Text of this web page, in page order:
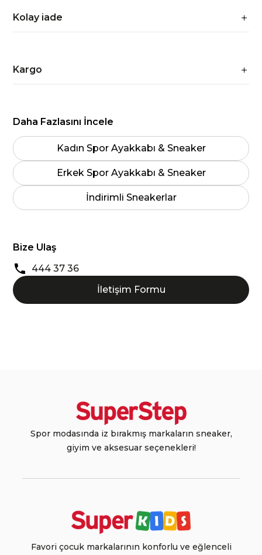
Kolay iade
Kargo
Daha Fazlasını İncele
Kadın Spor Ayakkabı & Sneaker
Erkek Spor Ayakkabı & Sneaker
İndirimli Sneakerlar
Bize Ulaş
444 37 36
İletişim Formu
Spor modasında iz bırakmış markaların sneaker,
giyim ve aksesuar seçenekleri!
Favori çocuk markalarının konforlu ve eğlenceli